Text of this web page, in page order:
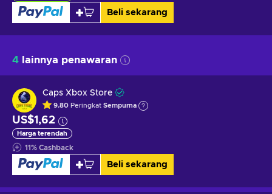
Beli sekarang
4 lainnya penawaran
Caps Xbox Store
9.80 Peringkat Sempurna
US$1,62
Harga terendah
11% Cashback
Beli sekarang